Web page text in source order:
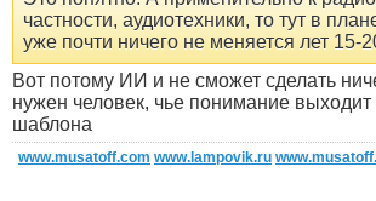
частности, аудиотехники, то тут в
уже почти ничего не меняется лет 15-
Вот потому ИИ и не сможет сделать
нужен человек, чье понимание
шаблона
www.musatoff.com www.lampovik.ru